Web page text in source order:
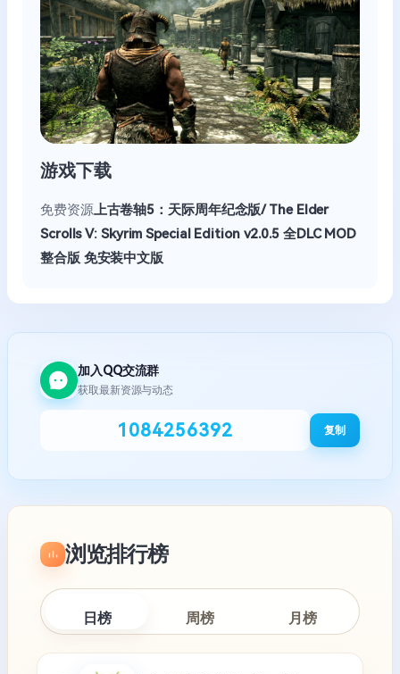
游戏下载
免费资源上古卷轴5：天际周年纪念版/ The Elder
Scrolls V: Skyrim Special Edition v2.0.5 全DLC MOD
整合版 免安装中文版
加入QQ交流群
获取最新资源与动态
1084256392 复制
浏览排行榜
日榜 周榜 月榜